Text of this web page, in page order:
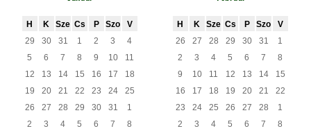
H K Sze Cs P Szo
V
29
30 31 1 2 3
4
5
6 7 8 9 10
11
12
13 14 15 16 17
18
19
20 21 22 23 24
25
26
27 28 29 30 31
1
2
3 4 5 6 7 8
H K Sze Cs P Szo
V
26
27 28 29 30 31
1
2
3 4 5 6 7
8
9
10 11 12 13 14
15
16
17 18 19 20 21
22
23
24 25 26 27 28
1
2
3 4 5 6 7 8